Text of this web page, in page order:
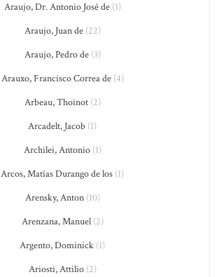
Araujo, Dr. Antonio José de(1)
Araujo, Juan de(22)
Araujo, Pedro de(3)
Arauxo, Francisco Correa de(4)
Arbeau, Thoinot(2)
Arcadelt, Jacob (1)
Archilei, Antonio(1)
Arcos, Matías Durango de los (1)
Arensky, Anton(10)
Arenzana, Manuel(2)
Argento, Dominick (1)
Ariosti, Attilio(2)